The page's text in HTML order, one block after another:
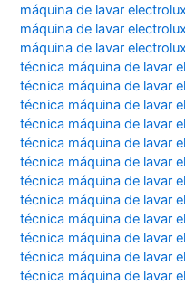
máquina de lavar
máquina de lavar
máquina de lavar
técnica máquina de lavar
técnica máquina de lavar
técnica máquina de lavar
técnica máquina de lavar
técnica máquina de lavar
técnica máquina de lavar
técnica máquina de lavar
técnica máquina de lavar
técnica máquina de lavar
técnica máquina de lavar
técnica máquina de lavar
técnica máquina de lavar